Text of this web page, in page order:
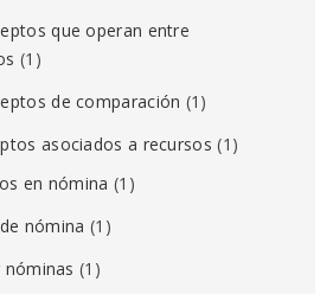
que operan entre
(1)
de comparación (1)
asociados a recursos (1)
en nómina (1)
nómina (1)
nóminas (1)